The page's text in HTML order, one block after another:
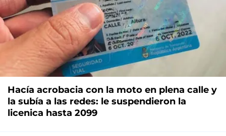
Hacía acrobacia con la moto en plena calle y
la subía a las redes: le suspendieron la
licenica hasta 2099